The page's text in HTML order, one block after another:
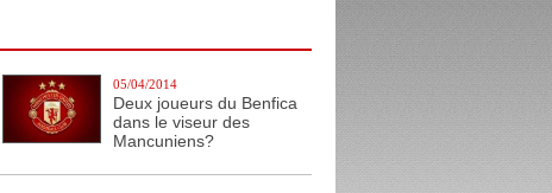
05/04/2014
Deux joueurs du Benfica
dans le viseur des
Mancuniens?